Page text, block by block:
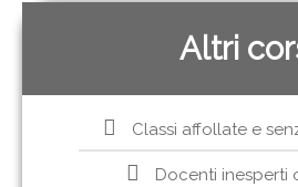
Altri
Classi affollate e
Docenti inesperti